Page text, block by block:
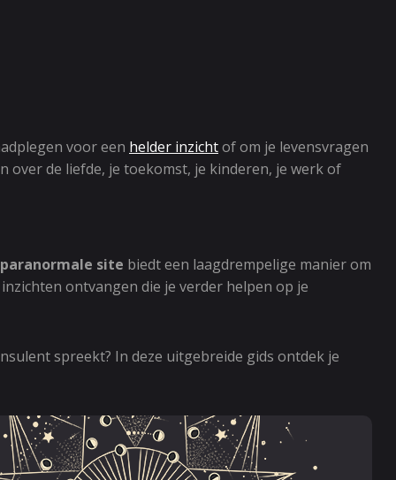
voor een helder inzichtof om je levensvragen
over de liefde, je toekomst, je kinderen, je werk of
paranormale site biedt een laagdrempelige manier om
ontvangen die je verder helpen op je
spreekt? In deze uitgebreide gids ontdek je